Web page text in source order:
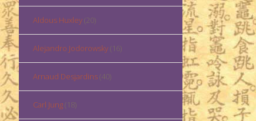
Aldous Huxley(20)
Alejandro Jodorowsky(16)
Arnaud Desjardins(40)
Carl Jung(18)